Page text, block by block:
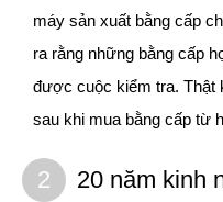
máy sản xuất bằng cấp
ra rằng những bằng cấp
được cuộc kiểm tra. Thật
sau khi mua bằng cấp từ
2 20 năm kinh